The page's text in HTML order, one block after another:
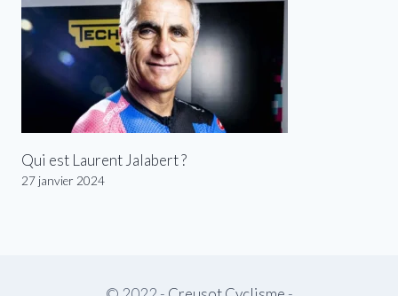
Qui est Laurent Jalabert ?
27 janvier 2024